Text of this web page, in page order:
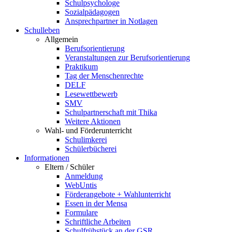
Schulpsychologe
Sozialpädagogen
Ansprechpartner in Notlagen
Schulleben
Allgemein
Berufsorientierung
Veranstaltungen zur Berufsorientierung
Praktikum
Tag der Menschenrechte
DELF
Lesewettbewerb
SMV
Schulpartnerschaft mit Thika
Weitere Aktionen
Wahl- und Förderunterricht
Schulimkerei
Schülerbücherei
Informationen
Eltern / Schüler
Anmeldung
WebUntis
Förderangebote + Wahlunterricht
Essen in der Mensa
Formulare
Schriftliche Arbeiten